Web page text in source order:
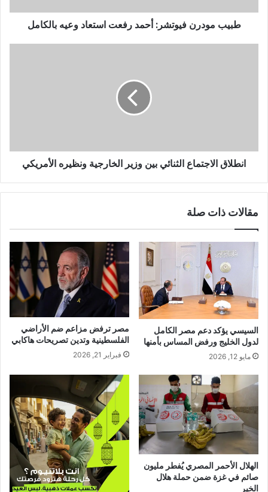
طبيب مودرن فيوتشر: أحمد رفعت استعاد وعيه بالكامل
انطلاق الاجتماع الثنائي بين وزير الخارجية ونظيره الأمريكي
مقالات ذات صلة
السيسي يؤكد دعم مصر الكامل
لدول الخليج ورفض المساس بأمنها
مايو 12, 2026
مصر ترفض مزاعم ضم الأراضي
الفلسطينية وتدين تصريحات هاكابي
فبراير 21, 2026
الهلال الأحمر المصري يُفطر مليون
صائم في غزة ضمن حملة هلال
الخير